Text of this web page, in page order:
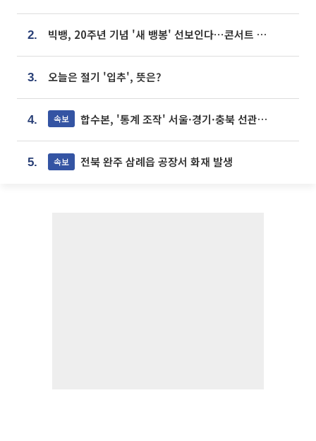
2. 빅뱅, 20주년 기념 '새 뱅봉' 선보인다⋯콘서트 앞두고 팝업 개최
3. 오늘은 절기 '입추', 뜻은?
4. 속보 합수본, '통계 조작' 서울·경기·충북 선관위 등 추가 압수수색
5. 속보 전북 완주 삼례읍 공장서 화재 발생